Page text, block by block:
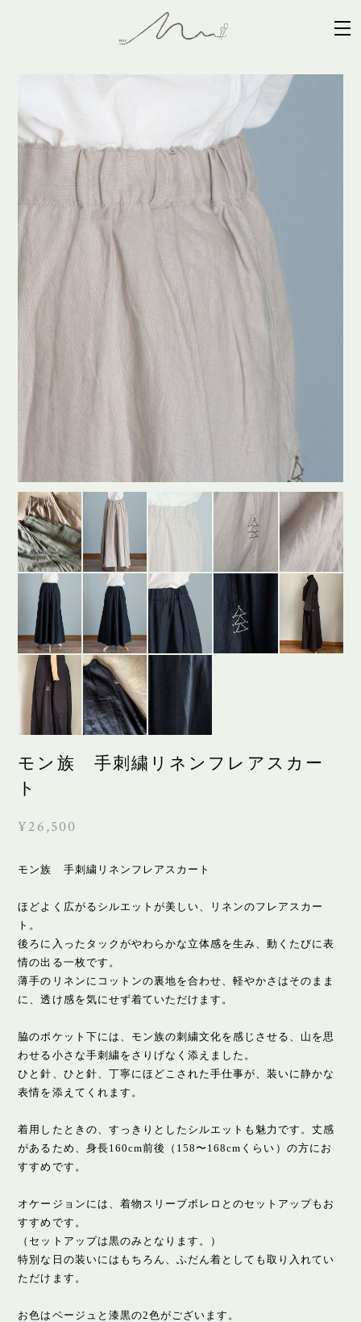
モン族 手刺繍リネンフレアスカー
ト
¥26,500
モン族 手刺繍リネンフレアスカート
ほどよく広がるシルエットが美しい、リネンのフレアスカー
ト。
後ろに入ったタックがやわらかな立体感を生み、動くたびに表
情の出る一枚です。
薄手のリネンにコットンの裏地を合わせ、軽やかさはそのまま
に、透け感を気にせず着ていただけます。
脇のポケット下には、モン族の刺繍文化を感じさせる、山を思
わせる小さな手刺繍をさりげなく添えました。
ひと針、ひと針、丁寧にほどこされた手仕事が、装いに静かな
表情を添えてくれます。
着用したときの、すっきりとしたシルエットも魅力です。丈感
があるため、身長160cm前後（158〜168cmくらい）の方にお
すすめです。
オケージョンには、着物スリーブボレロとのセットアップもお
すすめです。
（セットアップは黒のみとなります。）
特別な日の装いにはもちろん、ふだん着としても取り入れてい
ただけます。
お色はベージュと漆黒の2色がございます。